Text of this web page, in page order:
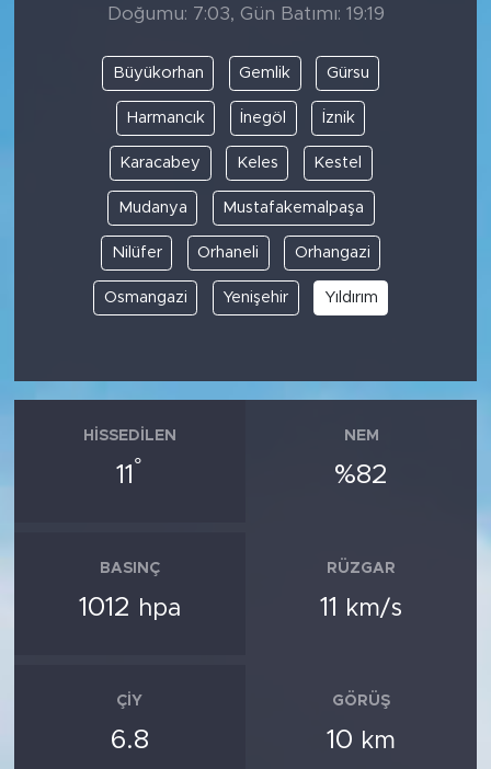
Doğumu: 7:03, Gün Batımı: 19:19
Büyükorhan Gemlik Gürsu
Harmancık İnegöl İznik
Karacabey Keles Kestel
Mudanya Mustafakemalpaşa
Nilüfer Orhaneli Orhangazi
Osmangazi Yenişehir Yıldırım
HISSEDILEN
11 °
NEM
%82
BASINÇ
1012 hpa
RÜZGAR
11 km/s
ÇIY
6.8
GÖRÜŞ
10 km